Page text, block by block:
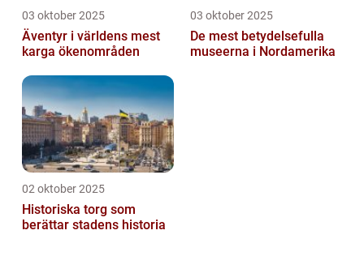
03 oktober 2025
Äventyr i världens mest
karga ökenområden
03 oktober 2025
De mest betydelsefulla
museerna i Nordamerika
02 oktober 2025
Historiska torg som
berättar stadens historia